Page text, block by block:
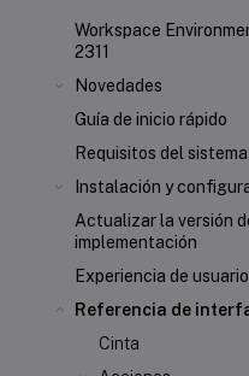
Workspace
2311
Novedades
Guía de inicio rápido
Requisitos del sistema
Instalación y
Actualizar la versión
implementación
Experiencia de usuario
Referencia de
Cinta